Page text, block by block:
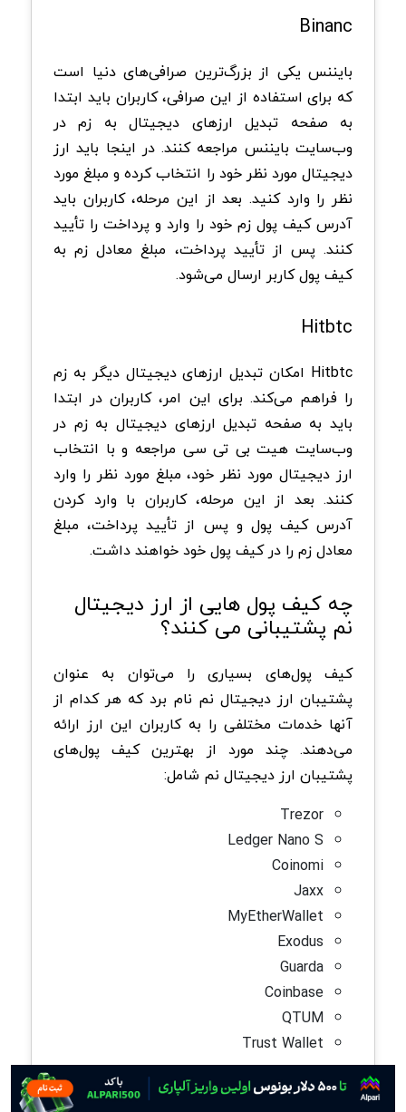
Binanc
بایننس یکی از بزرگ‌ترین صرافی‌های دنیا است
که برای استفاده از این صرافی، کاربران باید ابتدا
به صفحه تبدیل ارزهای دیجیتال به زم در
وب‌سایت بایننس مراجعه کنند. در اینجا باید ارز
دیجیتال مورد نظر خود را انتخاب کرده و مبلغ مورد
نظر را وارد کنید. بعد از این مرحله، کاربران باید
آدرس کیف پول زم خود را وارد و پرداخت را تأیید
کنند. پس از تأیید پرداخت، مبلغ معادل زم به
کیف پول کاربر ارسال می‌شود.
Hitbtc
Hitbtc امکان تبدیل ارزهای دیجیتال دیگر به زم
را فراهم می‌کند. برای این امر، کاربران در ابتدا
باید به صفحه تبدیل ارزهای دیجیتال به زم در
وب‌سایت هیت بی تی سی مراجعه و با انتخاب
ارز دیجیتال مورد نظر خود، مبلغ مورد نظر را وارد
کنند. بعد از این مرحله، کاربران با وارد کردن
آدرس کیف پول و پس از تأیید پرداخت، مبلغ
معادل زم را در کیف پول خود خواهند داشت.
چه کیف پول هایی از ارز دیجیتال
نم پشتیبانی می کنند؟
کیف پول‌های بسیاری را می‌توان به عنوان
پشتیبان ارز دیجیتال نم نام برد که هر کدام از
آنها خدمات مختلفی را به کاربران این ارز ارائه
می‌دهند. چند مورد از بهترین کیف پول‌های
پشتیبان ارز دیجیتال نم شامل:
Trezor
Ledger Nano S
Coinomi
Jaxx
MyEtherWallet
Exodus
Guarda
Coinbase
QTUM
Trust Wallet